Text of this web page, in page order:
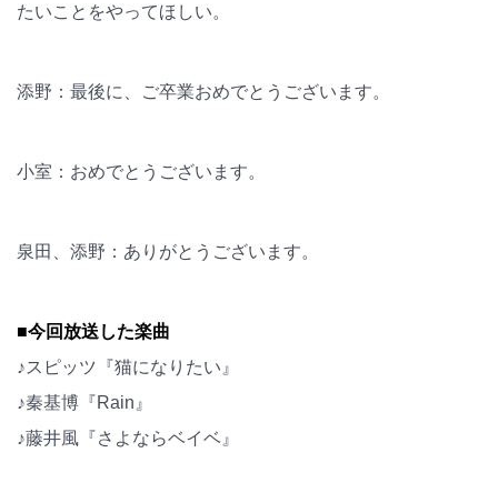
たいことをやってほしい。
添野：最後に、ご卒業おめでとうございます。
小室：おめでとうございます。
泉田、添野：ありがとうございます。
■今回放送した楽曲
♪スピッツ『猫になりたい』
♪秦基博『Rain』
♪藤井風『さよならベイベ』